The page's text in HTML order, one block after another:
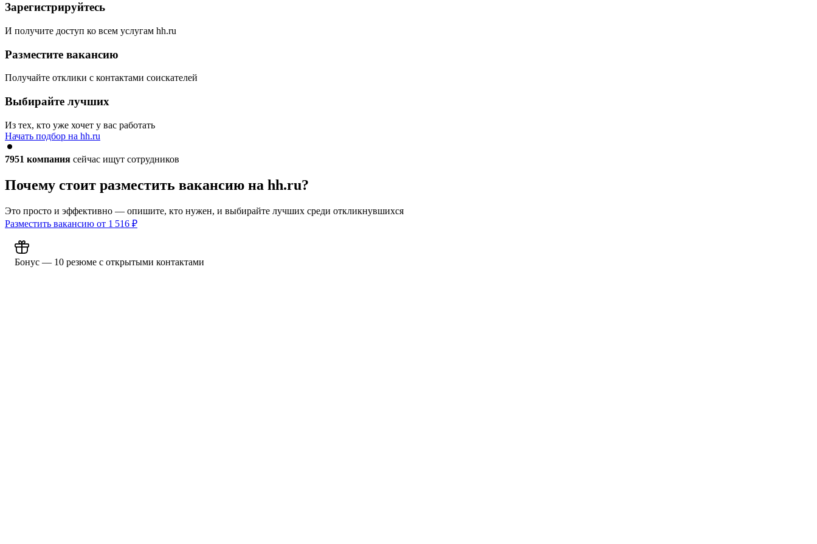
Зарегистрируйтесь
И получите доступ ко всем услугам hh.ru
Разместите вакансию
Получайте отклики с контактами соискателей
Выбирайте лучших
Из тех, кто уже хочет у вас работать
Начать подбор на hh.ru
7951 компания сейчас ищут сотрудников
Почему стоит разместить вакансию на hh.ru?
Это просто и эффективно — опишите, кто нужен, и выбирайте лучших среди откликнувшихся
Разместить вакансию от 1 516 ₽
Бонус — 10 резюме с открытыми контактами